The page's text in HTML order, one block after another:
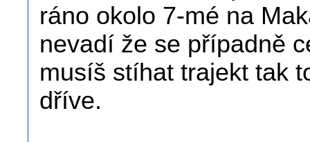
ráno okolo 7-mé na
nevadí že se případně
musíš stíhat trajekt tak
dříve.